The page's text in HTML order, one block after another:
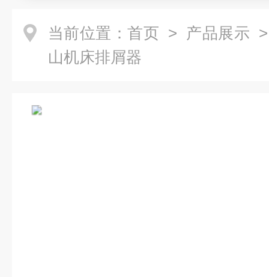
当前位置： 首页 > 产品展示
山机床排屑器